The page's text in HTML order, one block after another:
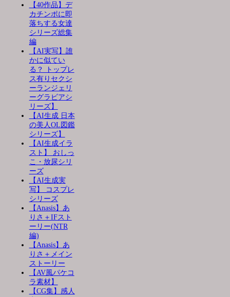
【40作品】デ
カチンポに即
落ちする女達
シリーズ総集
編
【AI実写】誰
かに似てい
る？ トップレ
ス有りセクシ
ーランジェリ
ーグラビアシ
リーズ】
【AI生成 日本
の美人OL図鑑
シリーズ】
【AI生成イラ
スト】 おしっ
こ・放尿シリ
ーズ
【AI生成実
写】 コスプレ
シリーズ
【Anasis】あ
りさ＋IFスト
ーリー(NTR
編)
【Anasis】あ
りさ＋メイン
ストーリー
【AV風パケコ
ラ素材】
【CG集】感人